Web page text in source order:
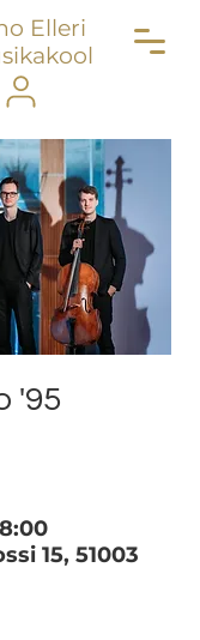
Elleri
'95
15, 51003